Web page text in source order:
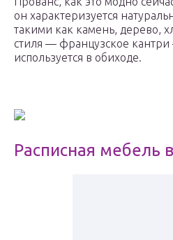
он характеризуется
такими как камень, дерево,
стиля — французское
используется в обиходе.
Расписная мебель